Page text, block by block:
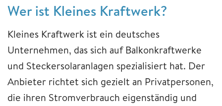
Wer ist Kleines Kraftwerk?
Kleines Kraftwerk ist ein deutsches
Unternehmen, das sich auf Balkonkraftwerke
und Steckersolaranlagen spezialisiert hat. Der
Anbieter richtet sich gezielt an Privatpersonen,
die ihren Stromverbrauch eigenständig und